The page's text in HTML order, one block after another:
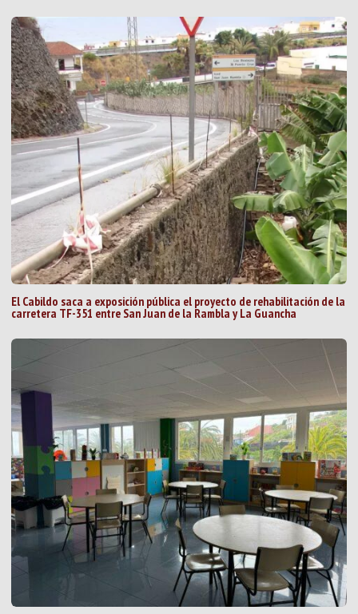
El Cabildo saca a exposición pública el proyecto de rehabilitación de la
carretera TF-351 entre San Juan de la Rambla y La Guancha